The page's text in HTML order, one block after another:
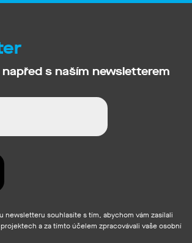
s naším newsletterem
newsletteru souhlasíte s tím, abychom vám zasílali
a za tímto účelem zpracovávali vaše osobní